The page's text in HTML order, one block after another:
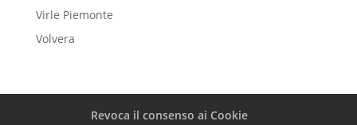
Virle Piemonte
Volvera
Revoca il consenso ai Cookie